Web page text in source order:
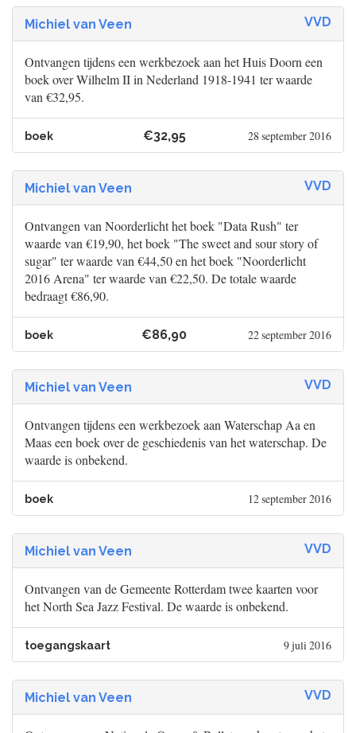
Michiel van Veen VVD
Ontvangen tijdens een werkbezoek aan het Huis Doorn een
boek over Wilhelm II in Nederland 1918-1941 ter waarde
van €32,95.
boek €32,95 28 september 2016
Michiel van Veen VVD
Ontvangen van Noorderlicht het boek "Data Rush" ter
waarde van €19,90, het boek "The sweet and sour story of
sugar" ter waarde van €44,50 en het boek "Noorderlicht
2016 Arena" ter waarde van €22,50. De totale waarde
bedraagt €86,90.
boek €86,90 22 september 2016
Michiel van Veen VVD
Ontvangen tijdens een werkbezoek aan Waterschap Aa en
Maas een boek over de geschiedenis van het waterschap. De
waarde is onbekend.
boek 12 september 2016
Michiel van Veen VVD
Ontvangen van de Gemeente Rotterdam twee kaarten voor
het North Sea Jazz Festival. De waarde is onbekend.
toegangskaart 9 juli 2016
Michiel van Veen VVD